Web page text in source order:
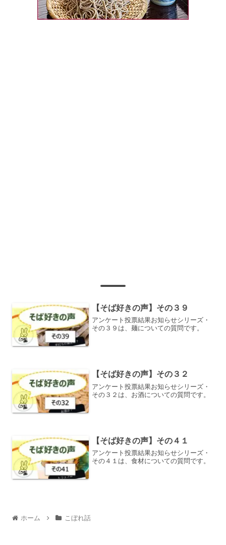
【そば好きの声】その３９
アンケート投票結果お知らせシリーズ・
その３９は、麺についての質問です。
【そば好きの声】その３２
アンケート投票結果お知らせシリーズ・
その３２は、お酒についての質問です。
【そば好きの声】その４１
アンケート投票結果お知らせシリーズ・
その４１は、食材についての質問です。
ホーム こぼれ話